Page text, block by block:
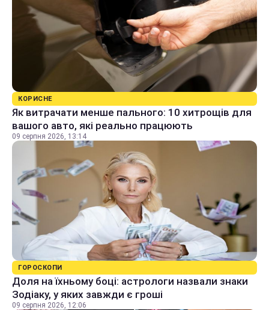
КОРИСНЕ
Як витрачати менше пального: 10 хитрощів для
вашого авто, які реально працюють
09 серпня 2026, 13:14
ГОРОСКОПИ
Доля на їхньому боці: астрологи назвали знаки
Зодіаку, у яких завжди є гроші
09 серпня 2026, 12:06